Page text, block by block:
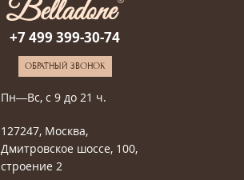
+7 499 399-30-74
ОБРАТНЫЙ ЗВОНОК
Пн—Вс, с 9 до 21 ч.
127247, Москва,
Дмитровское шоссе, 100,
строение 2